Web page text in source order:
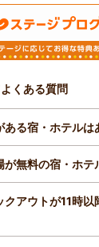
くある質問
る宿・ホテルは
無料の宿・ホテ
アウトが11時以